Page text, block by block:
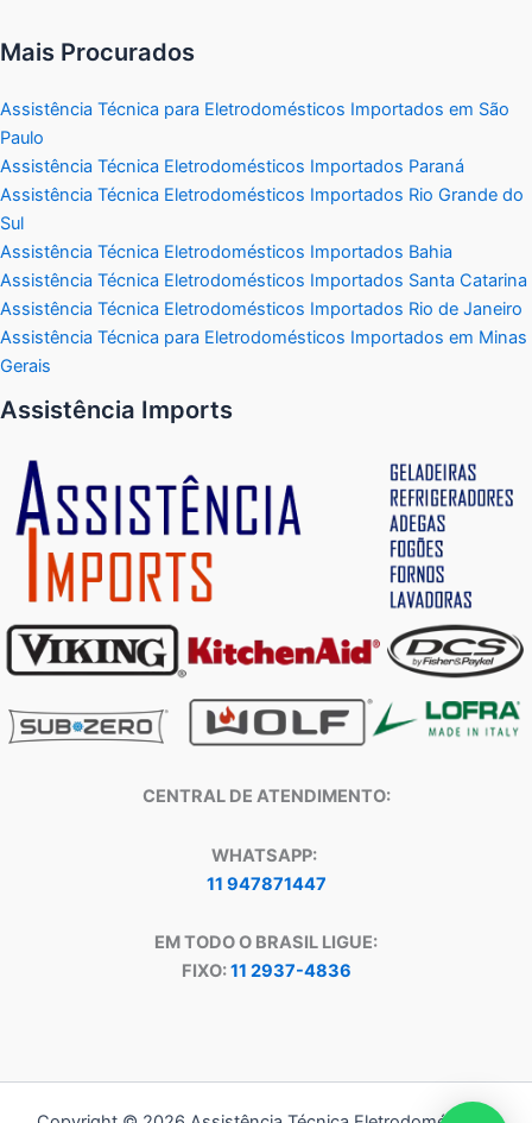
Mais Procurados
Assistência Técnica para Eletrodomésticos Importados em São
Paulo
Assistência Técnica Eletrodomésticos Importados Paraná
Assistência Técnica Eletrodomésticos Importados Rio Grande do
Sul
Assistência Técnica Eletrodomésticos Importados Bahia
Assistência Técnica Eletrodomésticos Importados Santa Catarina
Assistência Técnica Eletrodomésticos Importados Rio de Janeiro
Assistência Técnica para Eletrodomésticos Importados em Minas
Gerais
Assistência Imports
CENTRAL DE ATENDIMENTO:
WHATSAPP:
11 947871447
EM TODO O BRASIL LIGUE:
FIXO:11 2937-4836